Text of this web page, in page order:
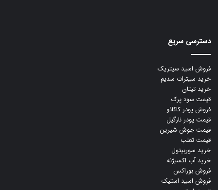
دسترسی سریع
فروش اسید سیتریک
خرید سیترات سدیم
خرید تیتان
قیمت سود پرک
فروش پودر کاکائو
قیمت پودر نارگیل
قیمت جوش شیرین
قیمت ثعلب
خرید سوربیتول
خرید آب اکسیژنه
فروش بوراکس
فروش اسید استیک